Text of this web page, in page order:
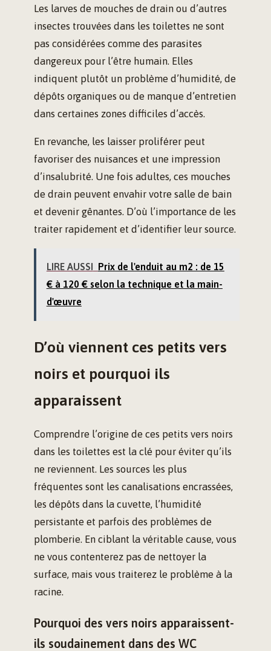
Les larves de mouches de drain ou d’autres
insectes trouvées dans les toilettes ne sont
pas considérées comme des parasites
dangereux pour l’être humain. Elles
indiquent plutôt un problème d’humidité, de
dépôts organiques ou de manque d’entretien
dans certaines zones difficiles d’accès.
En revanche, les laisser proliférer peut
favoriser des nuisances et une impression
d’insalubrité. Une fois adultes, ces mouches
de drain peuvent envahir votre salle de bain
et devenir gênantes. D’où l’importance de les
traiter rapidement et d’identifier leur source.
LIRE AUSSI
Prix de l'enduit au m2 : de 15
€ à 120 € selon la technique et la main-
d'œuvre
D’où viennent ces petits vers
noirs et pourquoi ils
apparaissent
Comprendre l’origine de ces petits vers noirs
dans les toilettes est la clé pour éviter qu’ils
ne reviennent. Les sources les plus
fréquentes sont les canalisations encrassées,
les dépôts dans la cuvette, l’humidité
persistante et parfois des problèmes de
plomberie. En ciblant la véritable cause, vous
ne vous contenterez pas de nettoyer la
surface, mais vous traiterez le problème à la
racine.
Pourquoi des vers noirs apparaissent-
ils soudainement dans des WC